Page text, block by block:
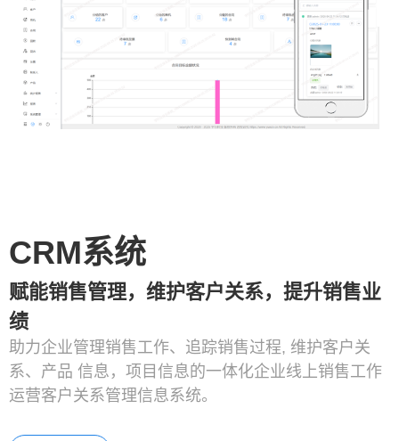
CRM系统
赋能销售管理，维护客户关系，提升销售业
绩
助力企业管理销售工作、追踪销售过程, 维护客户关
系、产品 信息，项目信息的一体化企业线上销售工作
运营客户关系管理信息系统。